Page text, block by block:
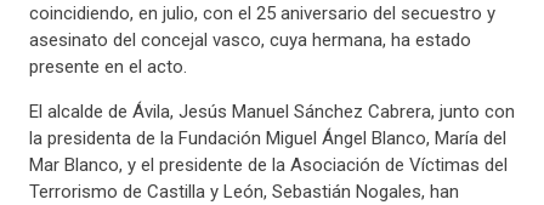
coincidiendo, en julio, con el 25 aniversario del secuestro y
asesinato del concejal vasco, cuya hermana, ha estado
presente en el acto.
El alcalde de Ávila, Jesús Manuel Sánchez Cabrera, junto con
la presidenta de la Fundación Miguel Ángel Blanco, María del
Mar Blanco, y el presidente de la Asociación de Víctimas del
Terrorismo de Castilla y León, Sebastián Nogales, han